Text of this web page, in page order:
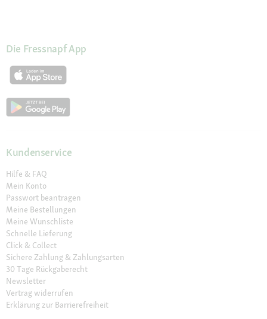
Die Fressnapf App
Kundenservice
Hilfe & FAQ
Mein Konto
Passwort beantragen
Meine Bestellungen
Meine Wunschliste
Schnelle Lieferung
Click & Collect
Sichere Zahlung & Zahlungsarten
30 Tage Rückgaberecht
Newsletter
Vertrag widerrufen
Erklärung zur Barrierefreiheit